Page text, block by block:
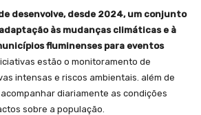
desenvolve, desde 2024, um conjunto
às mudanças climáticas e à
fluminenses para eventos
estão o monitoramento de
intensas e riscos ambientais. além de
diariamente as condições
sobre a população.